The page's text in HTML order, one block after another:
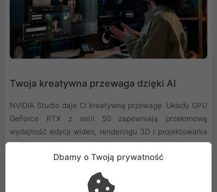
Twoja kreatywna przewaga dzięki AI
NVIDIA Studio daje Ci kreatywną przewagę. Układy GPU
GeForce RTX z serii 50 zapewniają przełomową
wydajność edycji wideo, renderingu 3D i projektowania
graficznego. Ciesz się akceleracją RTX w najlepszych
aplikacjach kreatywnych, stale aktualizowanymi
sterownikami NVIDIA Studio, zaprojektowanymi pod
kątem zapewnienia maksymalnej stabilności oraz
Dbamy o Twoją prywatność